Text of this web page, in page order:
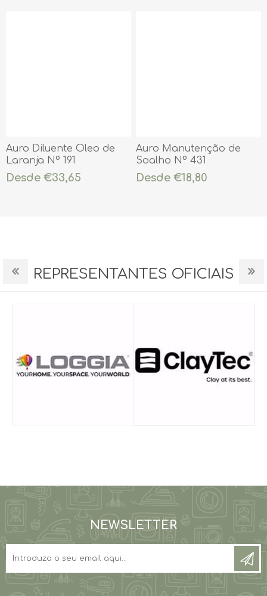
Auro Diluente Óleo de
Laranja Nº 191
Desde €33,65
Auro Manutenção de
Soalho Nº 431
Desde €18,80
REPRESENTANTES OFICIAIS
NEWSLETTER